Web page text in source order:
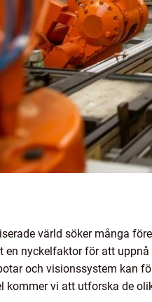
värld söker många
en nyckelfaktor för att
och visionssystem kan
kommer vi att utforska de